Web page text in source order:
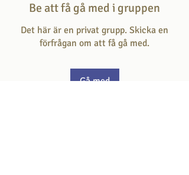
Be att få gå med i gruppen
Det här är en privat grupp. Skicka en
förfrågan om att få gå med.
Gå med